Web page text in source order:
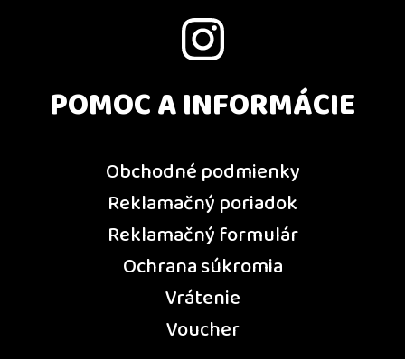
POMOC A INFORMÁCIE
Obchodné podmienky
Reklamačný poriadok
Reklamačný formulár
Ochrana súkromia
Vrátenie
Voucher